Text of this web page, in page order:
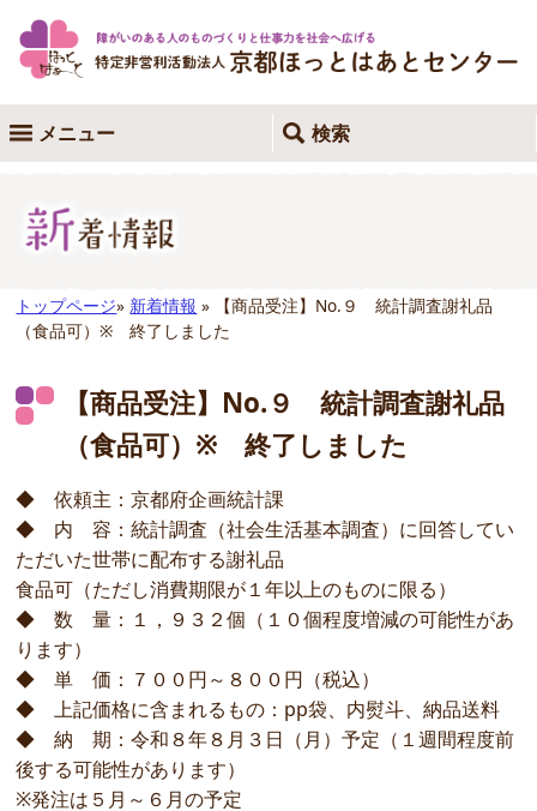
メニュー 検索
トップページ» 新着情報 » 【商品受注】No.９ 統計調査謝礼品
（食品可）※ 終了しました
【商品受注】No.９ 統計調査謝礼品
（食品可）※ 終了しました
◆ 依頼主：京都府企画統計課
◆ 内 容：統計調査（社会生活基本調査）に回答してい
ただいた世帯に配布する謝礼品
食品可（ただし消費期限が１年以上のものに限る）
◆ 数 量：１，９３２個（１０個程度増減の可能性があ
ります）
◆ 単 価：７００円～８００円（税込）
◆ 上記価格に含まれるもの：pp袋、内熨斗、納品送料
◆ 納 期：令和８年８月３日（月）予定（１週間程度前
後する可能性があります）
※発注は５月～６月の予定